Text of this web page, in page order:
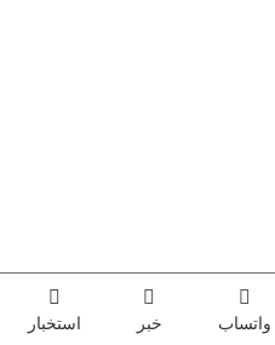
واتساب خبر استخبار